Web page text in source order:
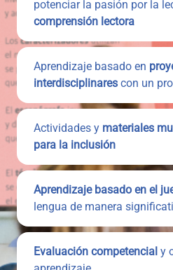
potenciar la pasión por la
comprensión lectora
Aprendizaje basado en
interdisciplinares con un
Actividades y materiales
para la inclusión
Aprendizaje basado en el
lengua de manera
Evaluación competencial y